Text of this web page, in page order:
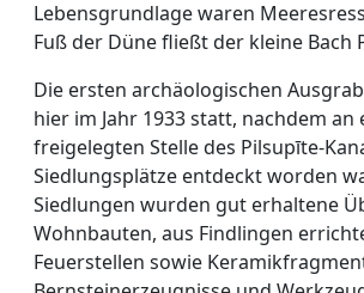
Lebensgrundlage waren
Fuß der Düne fließt der kleine Bach
Die ersten archäologischen
hier im Jahr 1933 statt, nachdem an
freigelegten Stelle des Pilsupīte-
Siedlungsplätze entdeckt worden
Siedlungen wurden gut erhaltene
Wohnbauten, aus Findlingen
Feuerstellen sowie